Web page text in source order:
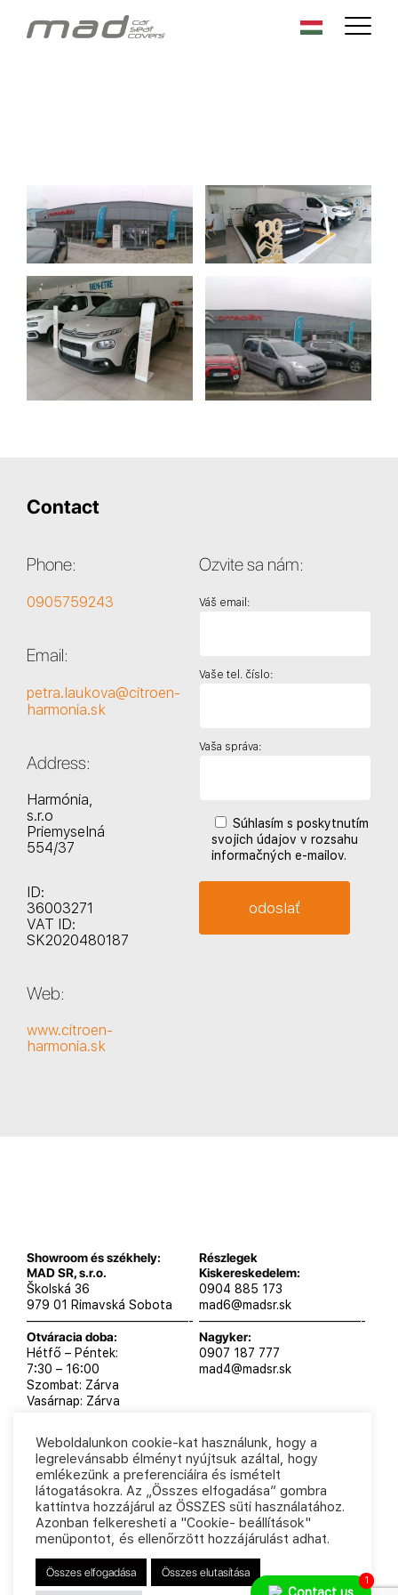
Contact
Phone:
0905759243
Email:
petra.laukova@citroen-
harmonia.sk
Address:
Harmónia,
s.r.o
Priemyselná
554/37
ID:
36003271
VAT ID:
SK2020480187
Web:
www.citroen-
harmonia.sk
Ozvite sa nám:
Váš email:
Vaše tel. číslo:
Vaša správa:
Súhlasím s poskytnutím
svojich údajov v rozsahu
informačných e-mailov.
Showroom és székhely:
MAD SR, s.r.o.
Školská 36
979 01 Rimavská Sobota
—————————————-
Otváracia doba:
Hétfő – Péntek:
7:30 – 16:00
Szombat: Zárva
Vasárnap: Zárva
Részlegek
Kiskereskedelem:
0904 885 173
mad6@madsr.sk
—————————————-
Nagyker:
0907 187 777
mad4@madsr.sk
MAD SR, s.r.o. 2025 Adatvédelmi szabályzat
Üzleti
feltételek
Weboldalunkon cookie-kat használunk, hogy a
legrelevánsabb élményt nyújtsuk azáltal, hogy
emlékezünk a preferenciáira és ismételt
látogatásokra. Az „Összes elfogadása” gombra
kattintva hozzájárul az ÖSSZES süti használatához.
Azonban felkeresheti a "Cookie- beállítások"
menüpontot, és ellenőrzött hozzájárulást adhat.
Összes elfogadása Összes elutasítása
Contact us
1